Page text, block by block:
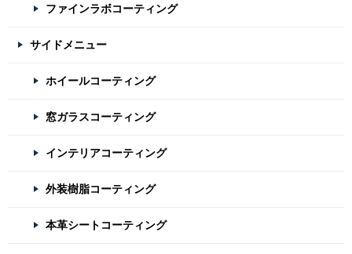
ファインラボコーティング
サイドメニュー
ホイールコーティング
窓ガラスコーティング
インテリアコーティング
外装樹脂コーティング
本革シートコーティング